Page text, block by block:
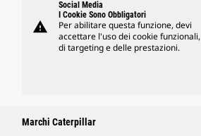
warning
Social Media
I Cookie Sono Obbligatori
Per abilitare questa funzione, devi
accettare l'uso dei cookie funzionali,
di targeting e delle prestazioni.
Marchi Caterpillar